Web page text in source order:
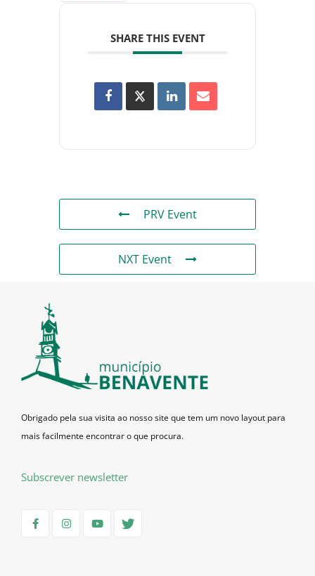
SHARE THIS EVENT
PRV Event
NXT Event
Obrigado pela sua visita ao nosso site que tem um novo layout para
mais facilmente encontrar o que procura.
Subscrever newsletter